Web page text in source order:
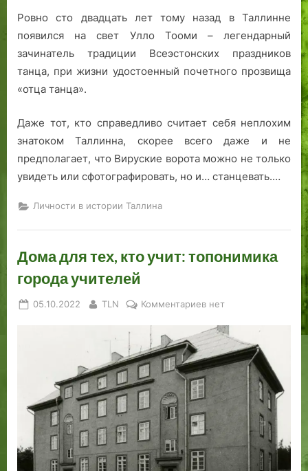
Ровно сто двадцать лет тому назад в Таллинне
появился на свет Улло Тооми – легендарный
зачинатель традиции Всеэстонских праздников
танца, при жизни удостоенный почетного прозвища
«отца танца».
Даже тот, кто справедливо считает себя неплохим
знатоком Таллинна, скорее всего даже и не
предполагает, что Вируские ворота можно не только
увидеть или сфотографировать, но и… станцевать.…
Личности в истории Таллина
Дома для тех, кто учит: топонимика
города учителей
Posted
05.10.2022 By
TLN Комментариевк
Дома
для
тех,
кто
учит:
нет